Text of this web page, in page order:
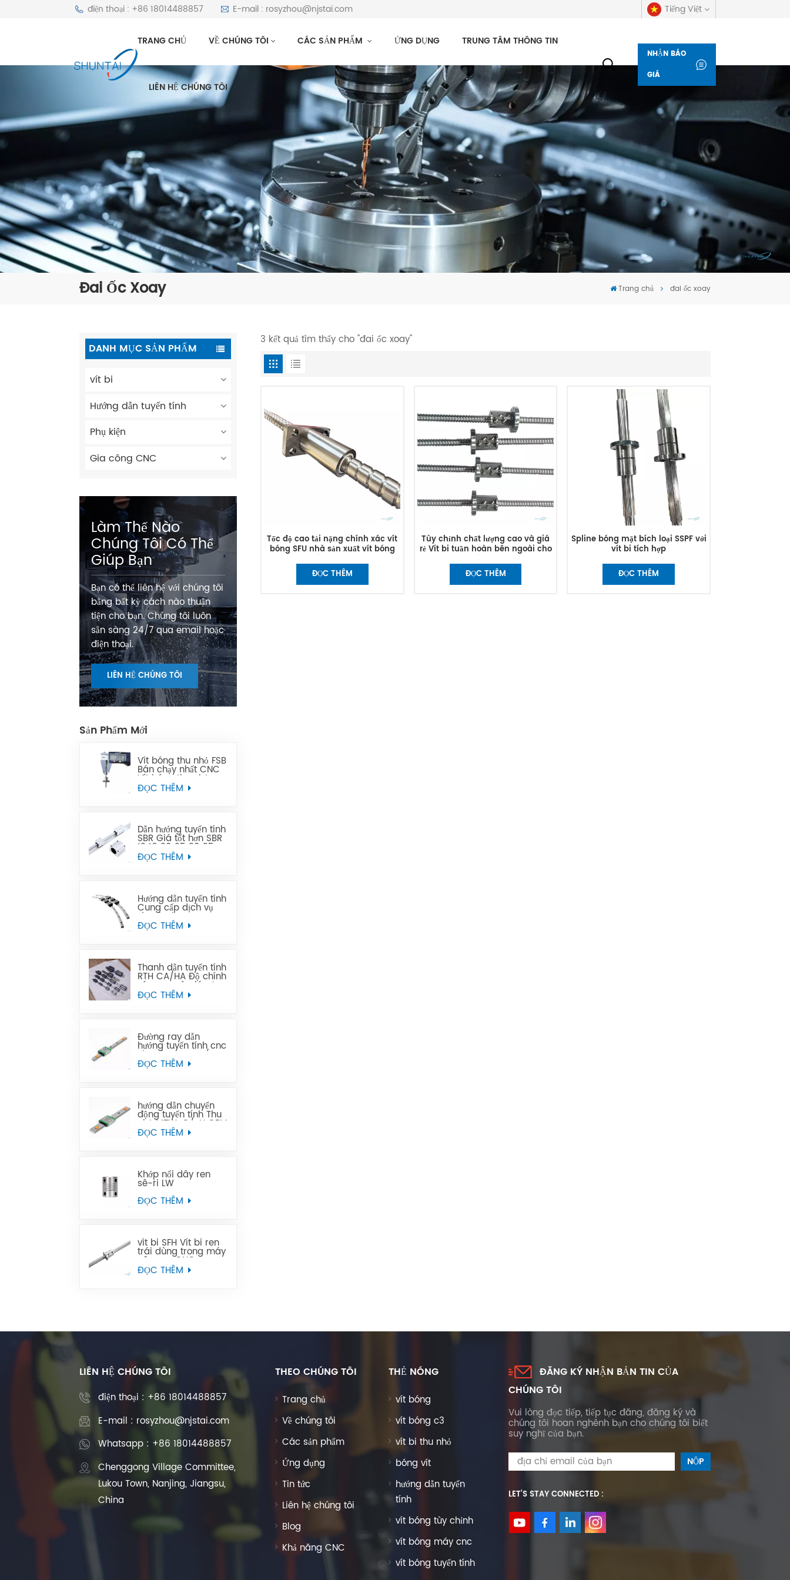
điện thoại : +86 18014488857 E-mail : rosyzhou@njstai.com Tiếng Việt
English
русский
español
العربية
Deutsch
italiano
français
Indonesia
Tiếng Việt
TRANG CHỦ VỀ CHÚNG TÔI CÁC SẢN PHẨM ỨNG DỤNG TRUNG TÂM THÔNG TIN
LIÊN HỆ CHÚNG TÔI
NHẬN BÁO
GIÁ
Đai Ốc Xoay Trang chủ đai ốc xoay
DANH MỤC SẢN PHẨM
vít bi
Hướng dẫn tuyến tính
Phụ kiện
Gia công CNC
Làm Thế Nào
Chúng Tôi Có Thể
Giúp Bạn
Bạn có thể liên hệ với chúng tôi
bằng bất kỳ cách nào thuận
tiện cho bạn. Chúng tôi luôn
sẵn sàng 24/7 qua email hoặc
điện thoại.
LIÊN HỆ CHÚNG TÔI
Sản Phẩm Mới
Vít bóng thu nhỏ FSB
Bán chạy nhất CNC
Vít bóng thu nhỏ
chính xác có thể
thay thế Tbi
ĐỌC THÊM
Dẫn hướng tuyến tính
SBR Giá tốt hơn SBR
12 16 20 25 30 35
40 50 ray dẫn
hướng tuyến tính
ĐỌC THÊM
Hướng dẫn tuyến tính
Cung cấp dịch vụ
tùy chỉnh OEM cong
GGY16, thanh dẫn
hướng tuyến tính
ĐỌC THÊM
Thanh dẫn tuyến tính
RTH CA/HA Độ chính
xác cao và giá cả
phải chăng
ĐỌC THÊM
Đường ray dẫn
hướng tuyến tính cnc
Thu nhỏ MTN-C/-H
OEM ODM
ĐỌC THÊM
hướng dẫn chuyển
động tuyến tính Thu
nhỏ MTW-C/-H OEM
ODM
ĐỌC THÊM
Khớp nối dây ren
sê-ri LW
ĐỌC THÊM
vít bi SFH Vít bi ren
trái dùng trong máy
công cụ CNC
ĐỌC THÊM
3 kết quả tìm thấy cho "đai ốc xoay"
Tốc độ cao tải nặng chính xác vít
bóng SFU nhà sản xuất vít bóng
ĐỌC THÊM
Tùy chỉnh chất lượng cao và giá
rẻ Vít bi tuần hoàn bên ngoài cho
ĐỌC THÊM
Spline bóng mặt bích loại SSPF với
vít bi tích hợp
ĐỌC THÊM
LIÊN HỆ CHÚNG TÔI
điện thoại : +86 18014488857
E-mail : rosyzhou@njstai.com
Whatsapp : +86 18014488857
Chenggong Village Committee,
Lukou Town, Nanjing, Jiangsu,
China
THEO CHÚNG TÔI
Trang chủ
Về chúng tôi
Các sản phẩm
Ứng dụng
Tin tức
Liên hệ chúng tôi
Blog
Khả năng CNC
THẺ NÓNG
vít bóng
vít bóng c3
vít bi thu nhỏ
bóng vít
hướng dẫn tuyến
tính
vít bóng tùy chỉnh
vít bóng máy cnc
vít bóng tuyến tính
ĐĂNG KÝ NHẬN BẢN TIN CỦA
CHÚNG TÔI
Vui lòng đọc tiếp, tiếp tục đăng, đăng ký và
chúng tôi hoan nghênh bạn cho chúng tôi biết
suy nghĩ của bạn.
LET’S STAY CONNECTED :